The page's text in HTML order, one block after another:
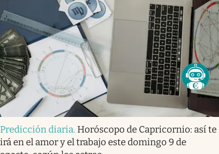
Predicción diaria. Horóscopo de Capricornio: así te
irá en el amor y el trabajo este domingo 9 de